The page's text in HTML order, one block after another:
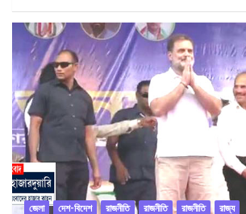
জেলা দেশ-বিদেশ রাজনীতি রাজনীতি রাজনীতি রাজ্য